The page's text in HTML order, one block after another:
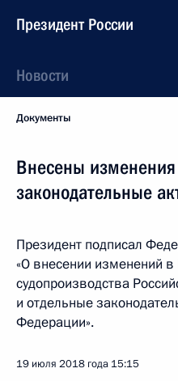
Президент России
Новости
Документы
Внесены
законодательные
Президент подписал
«О внесении изменений
судопроизводства
и отдельные
Федерации».
19 июля 2018 года 15:15